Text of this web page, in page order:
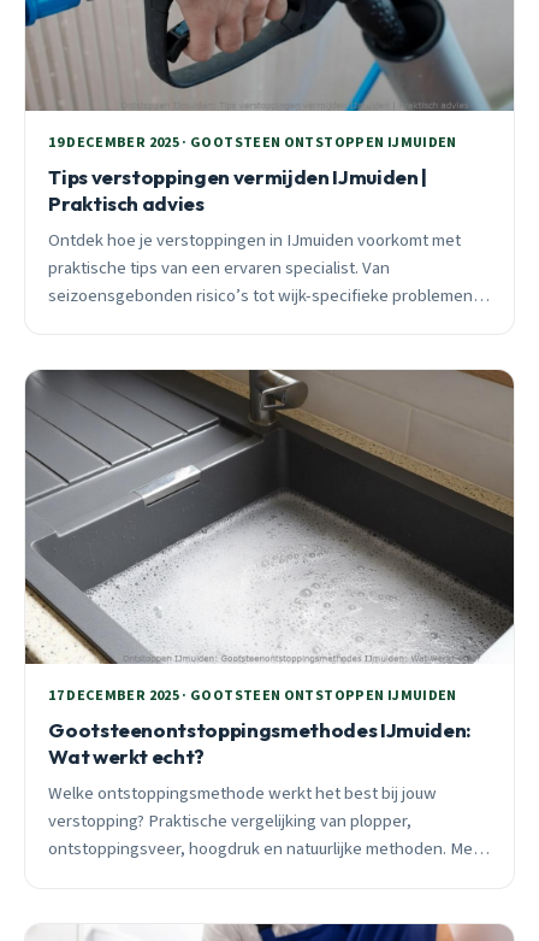
19 DECEMBER 2025 · GOOTSTEEN ONTSTOPPEN IJMUIDEN
Tips verstoppingen vermijden IJmuiden |
Praktisch advies
Ontdek hoe je verstoppingen in IJmuiden voorkomt met
praktische tips van een ervaren specialist. Van
seizoensgebonden risico’s tot wijk-specifieke problemen,
17 DECEMBER 2025 · GOOTSTEEN ONTSTOPPEN IJMUIDEN
Gootsteenontstoppingsmethodes IJmuiden:
Wat werkt echt?
Welke ontstoppingsmethode werkt het best bij jouw
verstopping? Praktische vergelijking van plopper,
ontstoppingsveer, hoogdruk en natuurlijke methoden. Met